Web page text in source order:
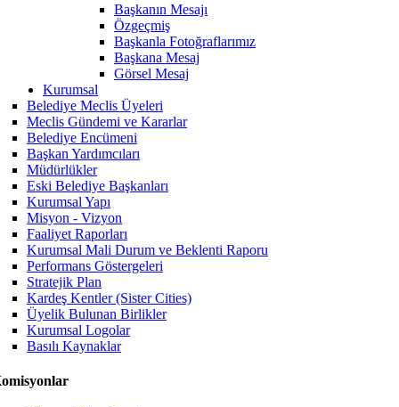
Başkanın Mesajı
Özgeçmiş
Başkanla Fotoğraflarımız
Başkana Mesaj
Görsel Mesaj
Kurumsal
Belediye Meclis Üyeleri
Meclis Gündemi ve Kararlar
Belediye Encümeni
Başkan Yardımcıları
Müdürlükler
Eski Belediye Başkanları
Kurumsal Yapı
Misyon - Vizyon
Faaliyet Raporları
Kurumsal Mali Durum ve Beklenti Raporu
Performans Göstergeleri
Stratejik Plan
Kardeş Kentler (Sister Cities)
Üyelik Bulunan Birlikler
Kurumsal Logolar
Basılı Kaynaklar